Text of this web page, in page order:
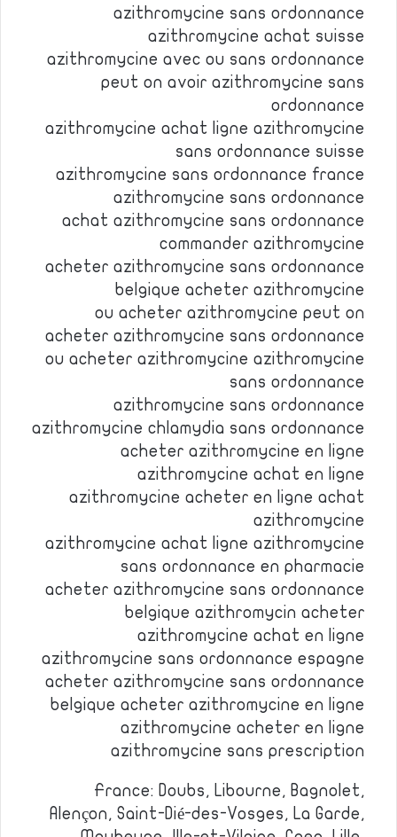
azithromycine sans ordonnance
azithromycine achat suisse
azithromycine avec ou sans ordonnance
peut on avoir azithromycine sans
ordonnance
azithromycine achat ligne azithromycine
sans ordonnance suisse
azithromycine sans ordonnance france
azithromycine sans ordonnance
achat azithromycine sans ordonnance
commander azithromycine
acheter azithromycine sans ordonnance
belgique acheter azithromycine
ou acheter azithromycine peut on
acheter azithromycine sans ordonnance
ou acheter azithromycine azithromycine
sans ordonnance
azithromycine sans ordonnance
azithromycine chlamydia sans ordonnance
acheter azithromycine en ligne
azithromycine achat en ligne
azithromycine acheter en ligne achat
azithromycine
azithromycine achat ligne azithromycine
sans ordonnance en pharmacie
acheter azithromycine sans ordonnance
belgique azithromycin acheter
azithromycine achat en ligne
azithromycine sans ordonnance espagne
acheter azithromycine sans ordonnance
belgique acheter azithromycine en ligne
azithromycine acheter en ligne
azithromycine sans prescription
France: Doubs, Libourne, Bagnolet,
Alençon, Saint-Dié-des-Vosges, La Garde,